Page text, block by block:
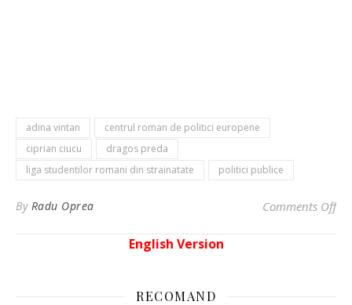
adina vintan
centrul roman de politici europene
ciprian ciucu
dragos preda
liga studentilor romani din strainatate
politici publice
By Radu Oprea Comments Offon
English Version
RECOMAND